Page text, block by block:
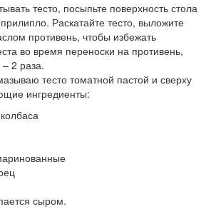
тесто, посыпьте поверхность стола
Раскатайте тесто, выложите
противень, чтобы избежать
во время переноски на противень,
2 раза.
тесто томатной пастой и сверху
ингредиенты:
сыром.